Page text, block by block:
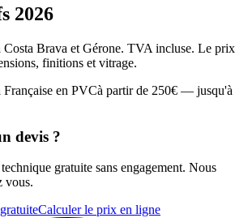
2026
Brava et Gérone. TVA incluse. Le prix
finitions et vitrage.
Française en PVCà partir de 250€ — jusqu'à
devis ?
gratuite sans engagement. Nous
vous.
Calculer le prix en ligne